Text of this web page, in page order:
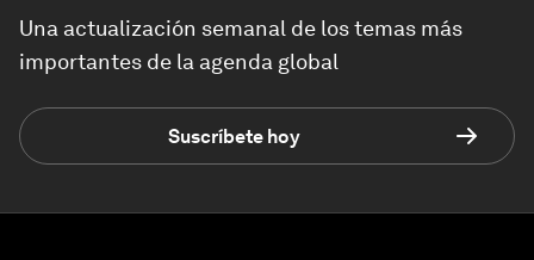
Una actualización semanal de los temas más
importantes de la agenda global
Suscríbete hoy